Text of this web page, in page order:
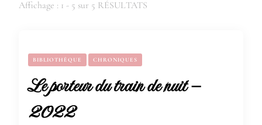
Affichage : 1 - 5 sur 5 RÉSULTATS
BIBLIOTHÈQUE CHRONIQUES
Le porteur du train de nuit –
2022